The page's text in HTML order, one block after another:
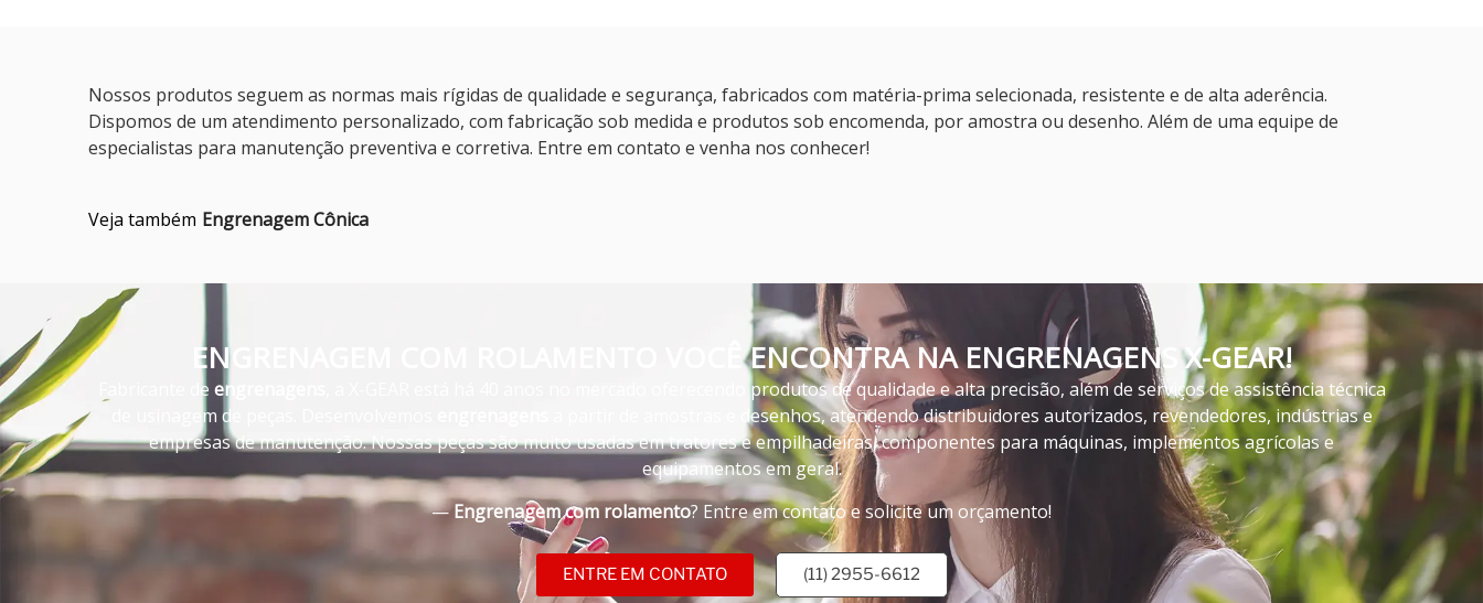
Nossos produtos seguem as normas mais rígidas de qualidade e segurança, fabricados com matéria-prima selecionada, resistente e de alta aderência.
Dispomos de um atendimento personalizado, com fabricação sob medida e produtos sob encomenda, por amostra ou desenho. Além de uma equipe de
especialistas para manutenção preventiva e corretiva. Entre em contato e venha nos conhecer!
Veja também Engrenagem Cônica
ENGRENAGEM COM ROLAMENTO VOCÊ ENCONTRA NA ENGRENAGENS X-GEAR!
Fabricante de engrenagens
, a X-GEAR está há 40 anos no mercado oferecendo produtos de qualidade e alta precisão, além de serviços de assistência técnica
de usinagem de peças. Desenvolvemos
a partir de amostras e desenhos, atendendo distribuidores autorizados, revendedores, indústrias e
empresas de manutenção. Nossas peças são muito usadas em tratores e empilhadeiras, componentes para máquinas, implementos agrícolas e
equipamentos em geral.
—Engrenagem com rolamento? Entre em contato e solicite um orçamento!
ENTRE EM CONTATO (11) 2955-6612